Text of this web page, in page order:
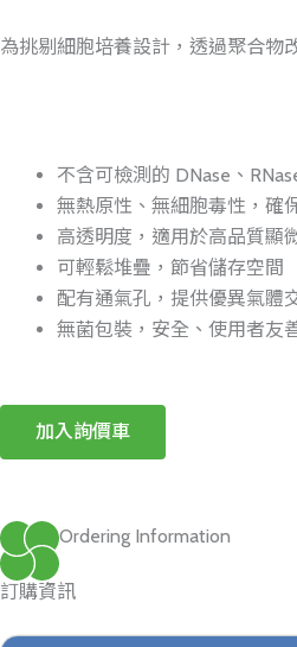
為挑剔細胞培養設計，透過聚合物
不含可檢測的 DNase、
無熱原性、無細胞毒性，確
高透明度，適用於高品質顯
可輕鬆堆疊，節省儲存空間
配有通氣孔，提供優異氣體
無菌包裝，安全、使用者友
加入詢價車
Ordering Information
訂購資訊